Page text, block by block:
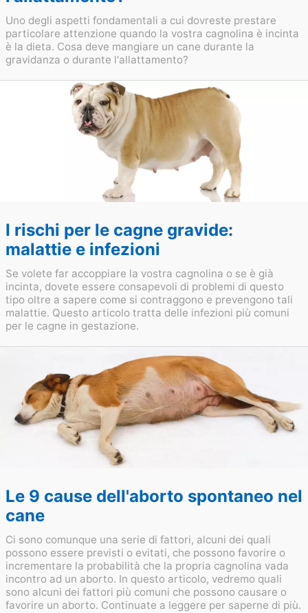
Uno degli aspetti fondamentali a cui dovreste prestare
particolare attenzione quando la vostra cagnolina è incinta
è la dieta. Cosa deve mangiare un cane durante la
gravidanza o durante l'allattamento?
I rischi per le cagne gravide:
malattie e infezioni
Se volete far accoppiare la vostra cagnolina o se è già
incinta, dovete essere consapevoli di problemi di questo
tipo oltre a sapere come si contraggono e prevengono tali
malattie. Questo articolo tratta delle infezioni più comuni
per le cagne in gestazione.
Le 9 cause dell'aborto spontaneo nel
cane
Ci sono comunque una serie di fattori, alcuni dei quali
possono essere previsti o evitati, che possono favorire o
incrementare la probabilità che la propria cagnolina vada
incontro ad un aborto. In questo articolo, vedremo quali
sono alcuni dei fattori più comuni che possono causare o
favorire un aborto. Continuate a leggere per saperne di più.